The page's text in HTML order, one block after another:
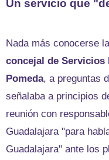
Un servicio que
Nada más conocerse
concejal de Servicios
Pomeda, a preguntas
señalaba a principios
reunión con
Guadalajara "para
Guadalajara" ante los